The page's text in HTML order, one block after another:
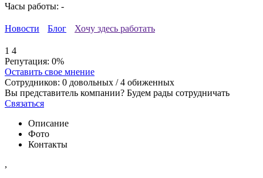
Часы работы: -
Новости Блог Хочу здесь работать
1 4
Репутация: 0%
Оставить свое мнение
Сотрудников: 0 довольных /4 обиженных
Вы представитель компании? Будем рады сотрудничать
Связаться
Описание
Фото
Контакты
,